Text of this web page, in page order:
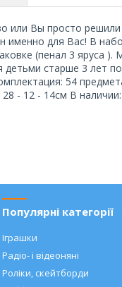
Вы просто решили
именно для Вас! В
(пенал 3 яруса
детьми старше 3 лет
54
- 12 - 14см В
Популярні категорії
Іграшки
Радіо- і відеоняні
Роліки, скейтборди